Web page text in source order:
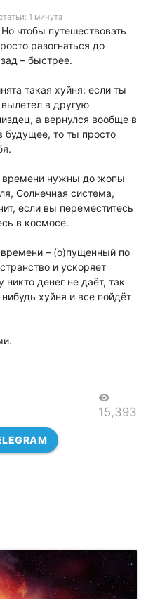
1 минута
чтобы путешествовать
разогнаться до
– быстрее.
такая хуйня: если ты
в другую
а вернулся вообще в
будущее, то ты просто
времени нужны до жопы
Солнечная система,
если вы переместитесь
в космосе.
– (о)пущенный по
и ускоряет
денег не даёт, так
хуйня и все пойдёт
visibility
15,393